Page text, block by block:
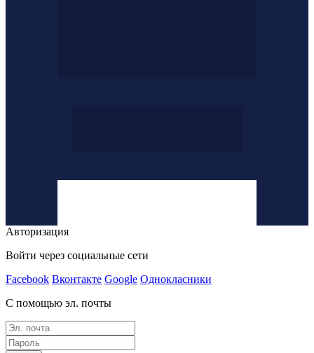
Авторизация
Войти через социальные сети
Facebook Вконтакте Google Однокласники
С помощью эл. почты